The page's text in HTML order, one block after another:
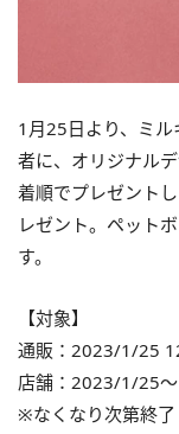
1月25日より、ミ
者に、オリジナル
着順でプレゼント
レゼント。ペット
す。
【対象】
通販：2023/1/25
店舗：2023/1/25～
※なくなり次第終了